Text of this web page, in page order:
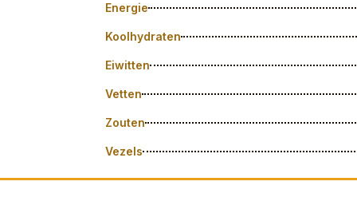
Energie
Koolhydraten
Eiwitten
Vetten
Zouten
Vezels